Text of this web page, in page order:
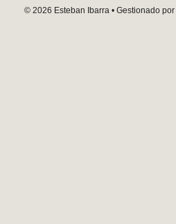
© 2026 Esteban Ibarra • Gestionado por